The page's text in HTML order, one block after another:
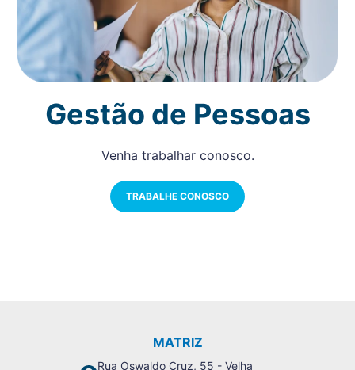
Gestão de Pessoas
Venha trabalhar conosco.
TRABALHE CONOSCO
MATRIZ
Rua Oswaldo Cruz, 55 - Velha